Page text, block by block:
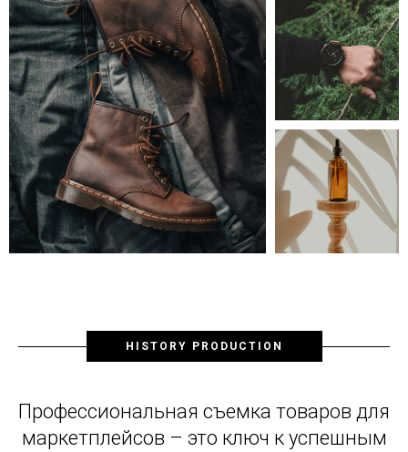
HISTORY PRODUCTION
Профессиональная съемка товаров для
маркетплейсов – это ключ к успешным